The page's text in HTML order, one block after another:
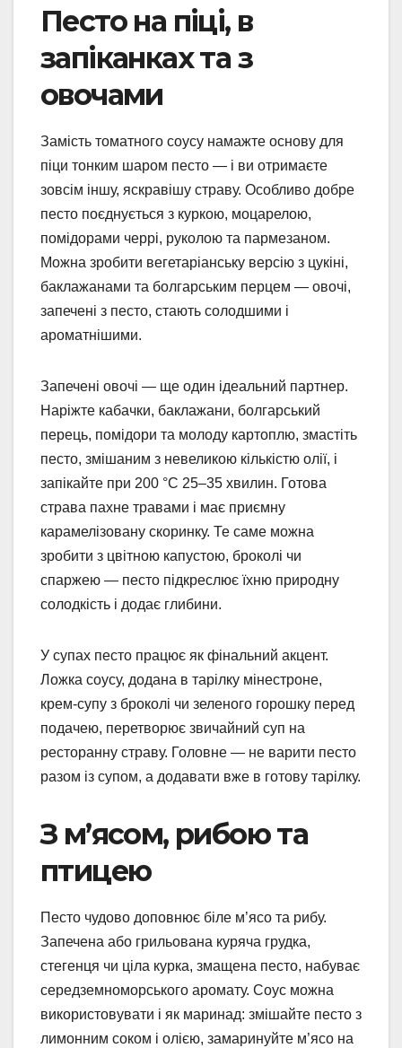
Песто на піці, в
запіканках та з
овочами
Замість томатного соусу намажте основу для
піци тонким шаром песто — і ви отримаєте
зовсім іншу, яскравішу страву. Особливо добре
песто поєднується з куркою, моцарелою,
помідорами черрі, руколою та пармезаном.
Можна зробити вегетаріанську версію з цукіні,
баклажанами та болгарським перцем — овочі,
запечені з песто, стають солодшими і
ароматнішими.
Запечені овочі — ще один ідеальний партнер.
Наріжте кабачки, баклажани, болгарський
перець, помідори та молоду картоплю, змастіть
песто, змішаним з невеликою кількістю олії, і
запікайте при 200 °C 25–35 хвилин. Готова
страва пахне травами і має приємну
карамелізовану скоринку. Те саме можна
зробити з цвітною капустою, броколі чи
спаржею — песто підкреслює їхню природну
солодкість і додає глибини.
У супах песто працює як фінальний акцент.
Ложка соусу, додана в тарілку мінестроне,
крем-супу з броколі чи зеленого горошку перед
подачею, перетворює звичайний суп на
ресторанну страву. Головне — не варити песто
разом із супом, а додавати вже в готову тарілку.
З м’ясом, рибою та
птицею
Песто чудово доповнює біле м’ясо та рибу.
Запечена або грильована куряча грудка,
стегенця чи ціла курка, змащена песто, набуває
середземноморського аромату. Соус можна
використовувати і як маринад: змішайте песто з
лимонним соком і олією, замаринуйте м’ясо на